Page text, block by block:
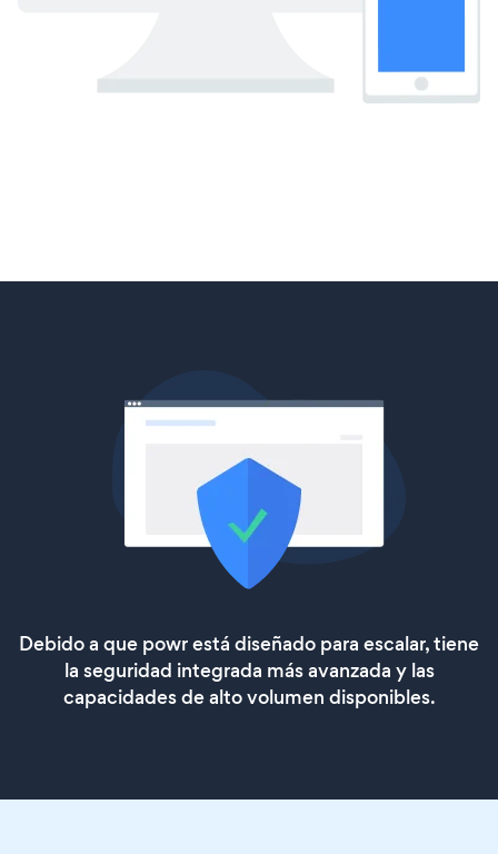
Debido a que powr está diseñado para escalar, tiene
la seguridad integrada más avanzada y las
capacidades de alto volumen disponibles.